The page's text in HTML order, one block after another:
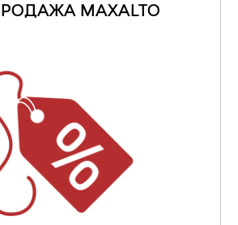
MAXALTO